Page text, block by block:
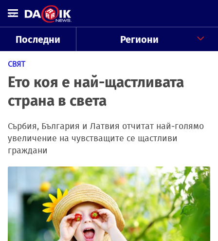
Последни Региони
СВЯТ
Ето коя е най-щастливата
страна в света
Сърбия, България и Латвия отчитат най-голямо
увеличение на чувстващите се щастливи
граждани